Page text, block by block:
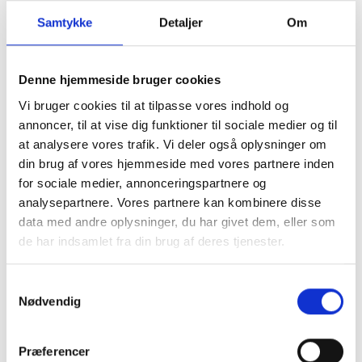
Samtykke Detaljer Om
Denne hjemmeside bruger cookies
Vi bruger cookies til at tilpasse vores indhold og
annoncer, til at vise dig funktioner til sociale medier og til
at analysere vores trafik. Vi deler også oplysninger om
din brug af vores hjemmeside med vores partnere inden
for sociale medier, annonceringspartnere og
analysepartnere. Vores partnere kan kombinere disse
data med andre oplysninger, du har givet dem, eller som
de har indsamlet fra din brug af deres tjenester.
Nødvendig
Præferencer
Køb trygt hos
GreenMind
3 års garanti og hurtig levering.
Vurderet som fremragende på Trustpilot.
Produkter i høj kvalitet til skarpe priser.
højeste standarder.
vores butikker.